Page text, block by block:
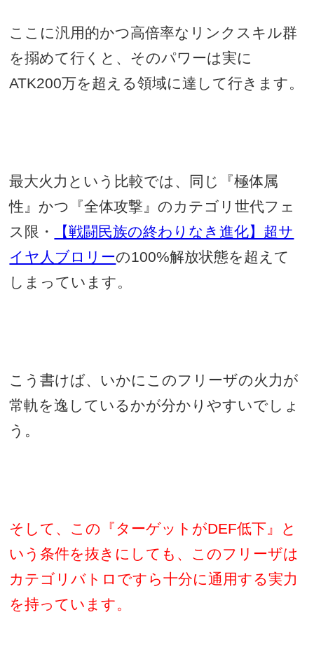
ここに汎用的かつ高倍率なリンクスキル群
を搦めて行くと、そのパワーは実に
ATK200万を超える領域に達して行きます。
最大火力という比較では、同じ『極体属
性』かつ『全体攻撃』のカテゴリ世代フェ
ス限・
【戦闘民族の終わりなき進化】超サ
イヤ人ブロリーの100%解放状態を超えて
しまっています。
こう書けば、いかにこのフリーザの火力が
常軌を逸しているかが分かりやすいでしょ
う。
そして、この『ターゲットがDEF低下』と
いう条件を抜きにしても、このフリーザは
カテゴリバトロですら十分に通用する実力
を持っています。